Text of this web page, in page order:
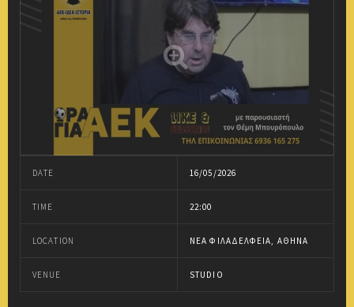
DATE 16/05/2026
TIME 22:00
LOCATION ΝΈΑ ΦΙΛΑΔΈΛΦΕΙΑ, ΑΘΉΝΑ
VENUE STUDIO